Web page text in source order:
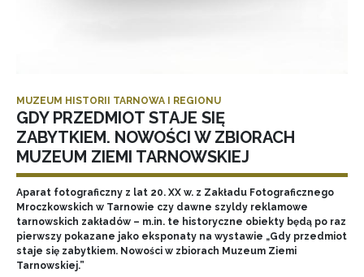
MUZEUM HISTORII TARNOWA I REGIONU
GDY PRZEDMIOT STAJE SIĘ
ZABYTKIEM. NOWOŚCI W ZBIORACH
MUZEUM ZIEMI TARNOWSKIEJ
Aparat fotograficzny z lat 20. XX w. z Zakładu Fotograficznego
Mroczkowskich w Tarnowie czy dawne szyldy reklamowe
tarnowskich zakładów – m.in. te historyczne obiekty będą po raz
pierwszy pokazane jako eksponaty na wystawie „Gdy przedmiot
staje się zabytkiem. Nowości w zbiorach Muzeum Ziemi
Tarnowskiej.”